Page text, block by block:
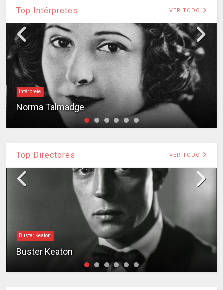
Top Intérpretes VER TODO
Intérprete
Norma Talmadge
Top Directores VER TODO
Buster Keaton
Buster Keaton